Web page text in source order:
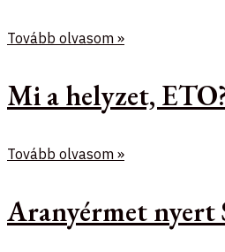
Tovább olvasom »
Mi a helyzet,
Tovább olvasom »
Aranyérmet nyert